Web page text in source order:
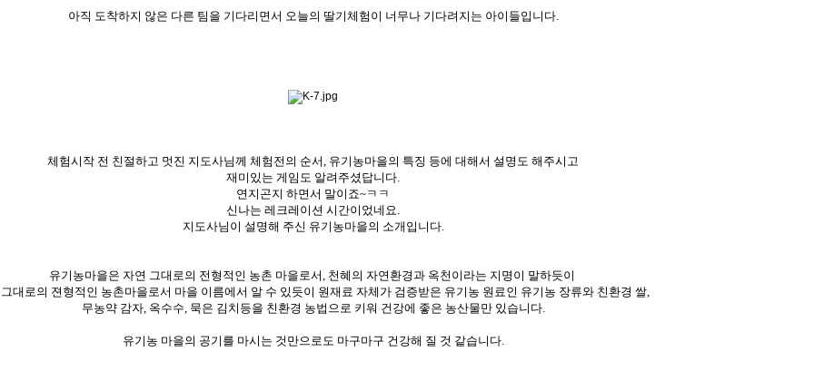
아직 도착하지 않은 다른 팀을 기다리면서 오늘의 딸기체험이 너무나 기다려지는 아이들입니다.
체험시작 전 친절하고 멋진 지도사님께 체험전의 순서, 유기농마을의 특징 등에 대해서 설명도 해주시고
재미있는 게임도 알려주셨답니다.
연지곤지 하면서 말이죠~ㅋㅋ
신나는 레크레이션 시간이었네요.
지도사님이 설명해 주신 유기농마을의 소개입니다.
유기농마을은 자연 그대로의 전형적인 농촌 마을로서, 천혜의 자연환경과 옥천이라는 지명이 말하듯이
대로의 젼형적인 농촌마을로서 마을 이름에서 알 수 있듯이 원재료 자체가 검증받은 유기농 원료인 유기농 장류와 친환경 쌀,
무농약 감자, 옥수수, 묵은 김치등을 친환경 농법으로 키워 건강에 좋은 농산물만 있습니다.
유기농 마을의 공기를 마시는 것만으로도 마구마구 건강해 질 것 같습니다.